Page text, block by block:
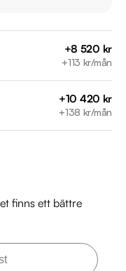
kia/kag834/
+8 520 kr
+113 kr/mån
+10 420 kr
+138 kr/mån
finns ett bättre